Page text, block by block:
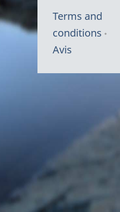
Terms and
conditions
Avis